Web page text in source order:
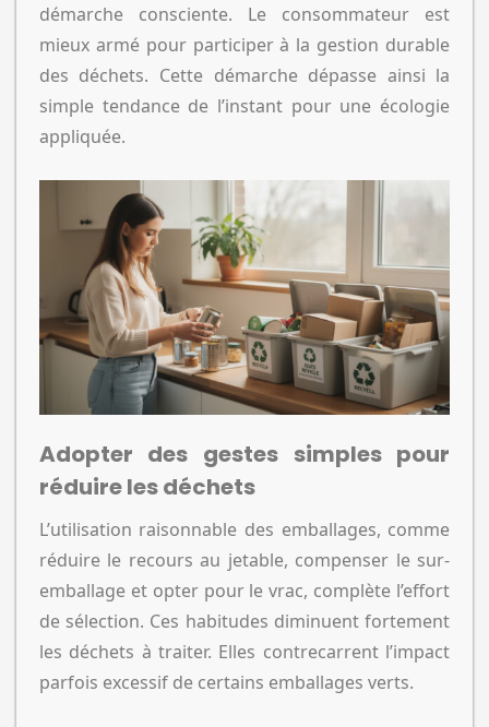
démarche consciente. Le consommateur est
mieux armé pour participer à la gestion durable
des déchets. Cette démarche dépasse ainsi la
simple tendance de l’instant pour une écologie
appliquée.
Adopter des gestes simples pour
réduire les déchets
L’utilisation raisonnable des emballages, comme
réduire le recours au jetable, compenser le sur-
emballage et opter pour le vrac, complète l’effort
de sélection. Ces habitudes diminuent fortement
les déchets à traiter. Elles contrecarrent l’impact
parfois excessif de certains emballages verts.